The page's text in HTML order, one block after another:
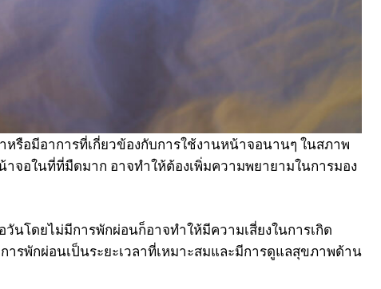
รือมีอาการที่เกี่ยวข้องกับการใช้งานหน้าจอนานๆ ในสภาพ
จอในที่ที่มืดมาก อาจทำให้ต้องเพิ่มความพยายามในการมอง
นโดยไม่มีการพักผ่อนก็อาจทำให้มีความเสี่ยงในการเกิด
พักผ่อนเป็นระยะเวลาที่เหมาะสมและมีการดูแลสุขภาพด้าน